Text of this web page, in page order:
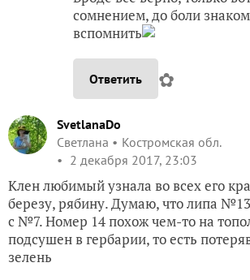
сомнением, до боли
вспомнить
Ответить ✿
SvetlanaDo
Светлана
Костромская обл.
2 декабря 2017, 23:03
Клен любимый узнала во всех его
березу, рябину. Думаю, что липа
с №7. Номер 14 похож чем-то на
подсушен в гербарии, то есть
зелень